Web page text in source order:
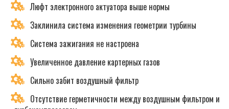
Люфт электронного актуатора выше нормы
Заклинила система изменения геометрии турбины
Система зажигания не настроена
Увеличенное давление картерных газов
Сильно забит воздушный фильтр
Отсутствие герметичности между воздушным фильтром и